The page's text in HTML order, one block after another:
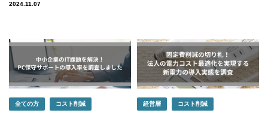
2024.11.07
全ての方 コスト削減 経営層 コスト削減